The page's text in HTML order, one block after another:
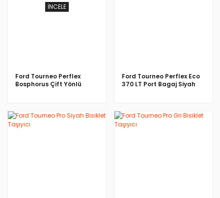
İNCELE
Ford Tourneo Perflex
Bosphorus Çift Yönlü
Ford Tourneo Perflex Eco
370 LT Port Bagaj Siyah